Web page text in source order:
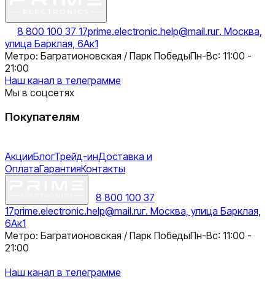
8 800 100 37 17prime.electronic.help@mail.ruг. Москва,
улица Барклая, 6Ак1
Метро: Багратионовская / Парк ПобедыПн-Вс: 11:00 -
21:00
Наш канал в телеграмме
Мы в соцсетях
Покупателям
АкцииБлогТрейд-инДоставка и
ОплатаГарантияКонтакты
8 800 100 37
17prime.electronic.help@mail.ruг. Москва, улица Барклая,
6Ак1
Метро: Багратионовская / Парк ПобедыПн-Вс: 11:00 -
21:00
Наш канал в телеграмме